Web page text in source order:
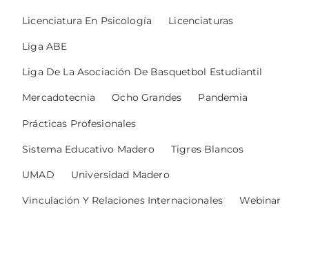
Licenciatura En Psicología Licenciaturas
Liga ABE
Liga De La Asociación De Basquetbol Estudiantil
Mercadotecnia Ocho Grandes Pandemia
Prácticas Profesionales
Sistema Educativo Madero Tigres Blancos
UMAD Universidad Madero
Vinculación Y Relaciones Internacionales Webinar